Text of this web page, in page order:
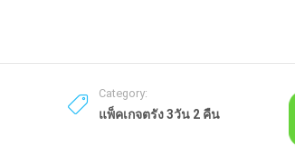
Category:
แพ็คเกจตรัง 3วัน 2 คืน